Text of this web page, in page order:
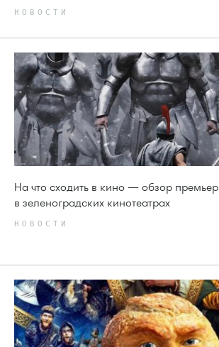
НОВОСТИ
На что сходить в кино — обзор премьер
в зеленоградских кинотеатрах
НОВОСТИ